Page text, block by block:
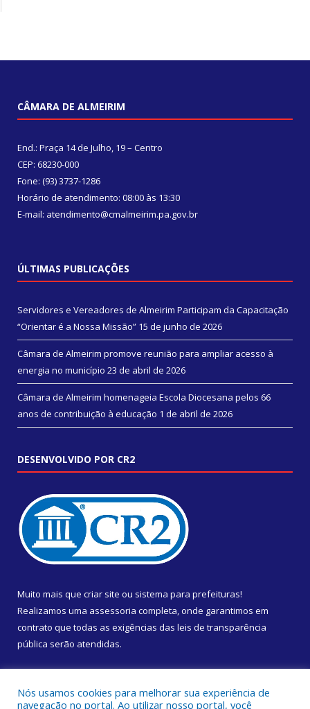
CÂMARA DE ALMEIRIM
End.: Praça 14 de Julho, 19 – Centro
CEP: 68230-000
Fone: (93) 3737-1286
Horário de atendimento: 08:00 às 13:30
E-mail: atendimento@cmalmeirim.pa.gov.br
ÚLTIMAS PUBLICAÇÕES
Servidores e Vereadores de Almeirim Participam da Capacitação
“Orientar é a Nossa Missão” 15 de junho de 2026
Câmara de Almeirim promove reunião para ampliar acesso à
energia no município 23 de abril de 2026
Câmara de Almeirim homenageia Escola Diocesana pelos 66
anos de contribuição à educação 1 de abril de 2026
DESENVOLVIDO POR CR2
Muito mais que criar site ou sistema para prefeituras!
Realizamos uma assessoria completa, onde garantimos em
contrato que todas as exigências das leis de transparência
pública serão atendidas.
Nós usamos cookies para melhorar sua experiência de
navegação no portal. Ao utilizar nosso portal, você